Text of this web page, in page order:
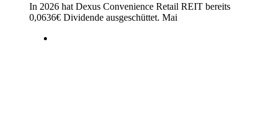
In 2026 hat Dexus Convenience Retail REIT bereits
0,0636€ Dividende ausgeschüttet. Mai